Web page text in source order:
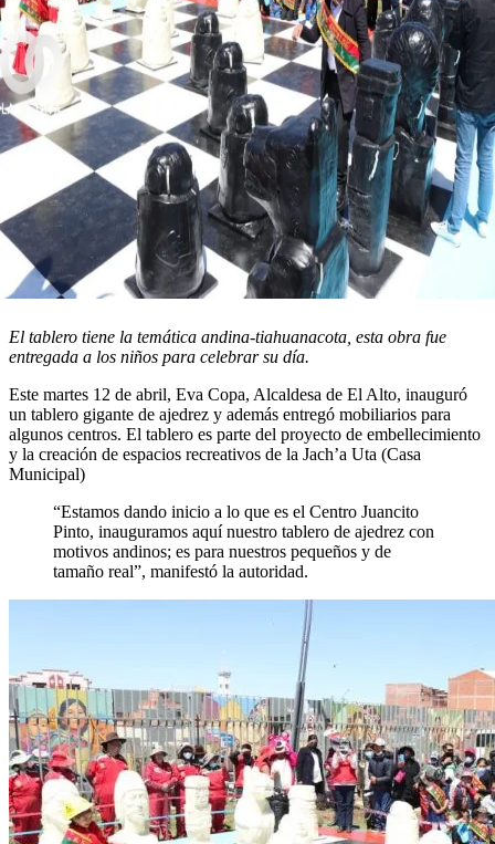
El tablero tiene la temática andina-tiahuanacota, esta obra fue
entregada a los niños para celebrar su día.
Este martes 12 de abril, Eva Copa, Alcaldesa de El Alto, inauguró
un tablero gigante de ajedrez y además entregó mobiliarios para
algunos centros. El tablero es parte del proyecto de embellecimiento
y la creación de espacios recreativos de la Jach’a Uta (Casa
Municipal)
“Estamos dando inicio a lo que es el Centro Juancito
Pinto, inauguramos aquí nuestro tablero de ajedrez con
motivos andinos; es para nuestros pequeños y de
tamaño real”, manifestó la autoridad.